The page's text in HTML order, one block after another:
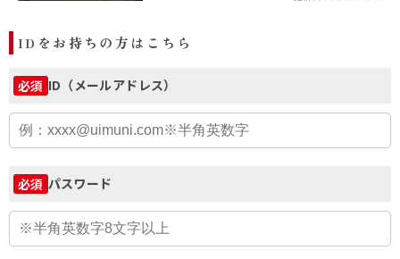
IDをお持ちの方はこちら
必須 ID（メールアドレス）
必須 パスワード